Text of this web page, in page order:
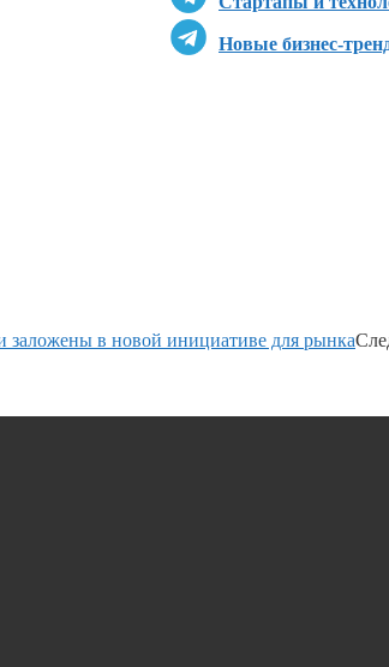
Новые бизнес-
заложены в новой инициативе для рынка